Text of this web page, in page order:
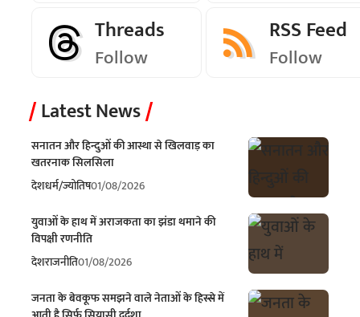
Threads
Follow
RSS Feed
Follow
Latest News
सनातन और हिन्दुओं की आस्था से खिलवाड़ का
खतरनाक सिलसिला
देशधर्म/ज्योतिष01/08/2026
युवाओं के हाथ में अराजकता का झंडा थमाने की
विपक्षी रणनीति
देशराजनीति01/08/2026
जनता के बेवकूफ समझने वाले नेताओं के हिस्से में